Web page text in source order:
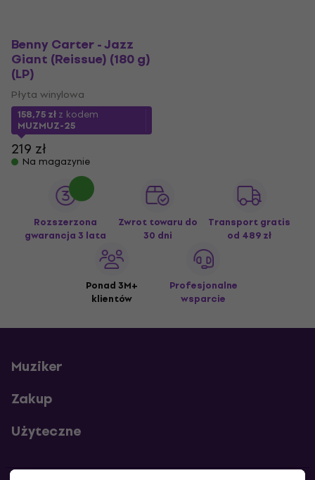
Benny Carter - Jazz
Giant (Reissue) (180 g)
(LP)
Płyta winylowa
158,75 złz kodem
MUZMUZ-25
219 zł
Na magazynie
Rozszerzona
gwarancja 3 lata
Zwrot towaru do
30 dni
Transport gratis
od 489 zł
Ponad 3M+
klientów
Profesjonalne
wsparcie
Muziker
Zakup
Użyteczne